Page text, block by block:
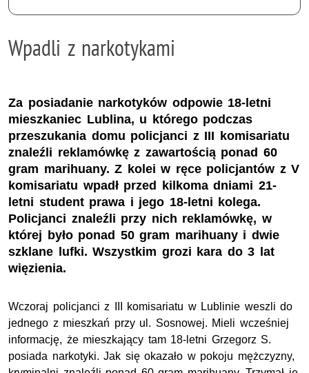
Wpadli z narkotykami
Za posiadanie narkotyków odpowie 18-letni
mieszkaniec Lublina, u którego podczas
przeszukania domu policjanci z III komisariatu
znaleźli reklamówkę z zawartością ponad 60
gram marihuany. Z kolei w ręce policjantów z V
komisariatu wpadł przed kilkoma dniami 21-
letni student prawa i jego 18-letni kolega.
Policjanci znaleźli przy nich reklamówkę, w
której było ponad 50 gram marihuany i dwie
szklane lufki. Wszystkim grozi kara do 3 lat
więzienia.
Wczoraj policjanci z III komisariatu w Lublinie weszli do
jednego z mieszkań przy ul. Sosnowej. Mieli wcześniej
informację, że mieszkający tam 18-letni Grzegorz S.
posiada narkotyki. Jak się okazało w pokoju mężczyzny,